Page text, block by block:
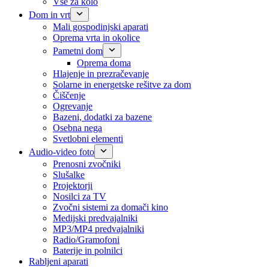
Dom in vrt
Mali gospodinjski aparati
Oprema vrta in okolice
Pametni dom
Oprema doma
Hlajenje in prezračevanje
Solarne in energetske rešitve za dom
Čiščenje
Ogrevanje
Bazeni, dodatki za bazene
Osebna nega
Svetlobni elementi
Audio-video foto
Prenosni zvočniki
Slušalke
Projektorji
Nosilci za TV
Zvočni sistemi za domači kino
Medijski predvajalniki
MP3/MP4 predvajalniki
Radio/Gramofoni
Baterije in polnilci
Rabljeni aparati